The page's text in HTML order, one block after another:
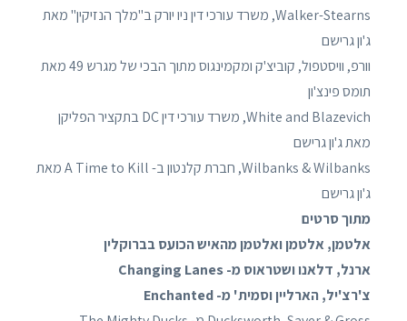
Walker-Stearns, משרד עורכי דין ניו יורק ב"מלך הנזיקין" מאת
ג'ון גרישם
וורפ, וויסטפול, קוביצ'ק ומקמינגוס מתוך הבכי של מגרש 49 מאת
תומס פינצ'ון
White and Blazevich, משרד עורכי דין DC בתקציר הפליקן
מאת ג'ון גרישם
Wilbanks & Wilbanks, חברת קלנטון ב- A Time to Kill מאת
ג'ון גרישם
מתוך סרטים
אלטמן, אלטמן ואלטמן מהאיש הכועס בברוקלין
ארנל, דלאנו ושטראוס מ- Changing Lanes
צ'רצ'יל, הארליין וסמית' מ- Enchanted